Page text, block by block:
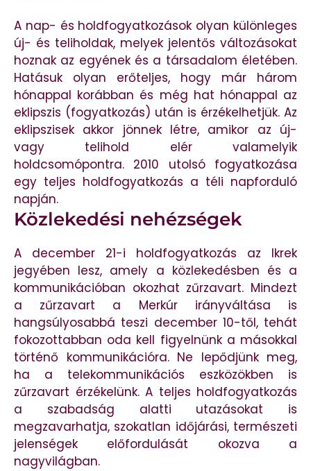
A nap- és holdfogyatkozások olyan különleges
új- és teliholdak, melyek jelentős változásokat
hoznak az egyének és a társadalom életében.
Hatásuk olyan erőteljes, hogy már három
hónappal korábban és még hat hónappal az
eklipszis (fogyatkozás) után is érzékelhetjük. Az
eklipszisek akkor jönnek létre, amikor az új-
vagy telihold elér valamelyik
holdcsomópontra. 2010 utolsó fogyatkozása
egy teljes holdfogyatkozás a téli napforduló
napján.
Közlekedési nehézségek
A december 21-i holdfogyatkozás az Ikrek
jegyében lesz, amely a közlekedésben és a
kommunikációban okozhat zűrzavart. Mindezt
a zűrzavart a Merkúr irányváltása is
hangsúlyosabbá teszi december 10-től, tehát
fokozottabban oda kell figyelnünk a másokkal
történő kommunikációra. Ne lepődjünk meg,
ha a telekommunikációs eszközökben is
zűrzavart érzékelünk. A teljes holdfogyatkozás
a szabadság alatti utazásokat is
megzavarhatja, szokatlan időjárási, természeti
jelenségek előfordulását okozva a
nagyvilágban.